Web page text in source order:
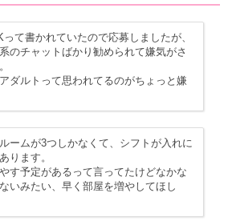
って書かれていたので応募しましたが、
のチャットばかり勧められて嫌気がさ
ダルトって思われてるのがちょっと嫌
ームが3つしかなくて、シフトが入れに
ります。
す予定があるって言ってたけどなかな
いみたい、早く部屋を増やしてほし